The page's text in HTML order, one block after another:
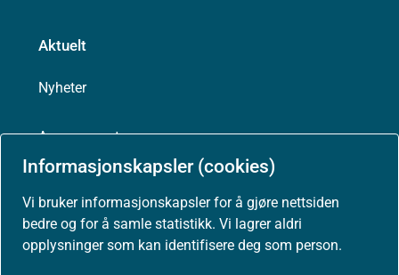
Informasjonskapsler (cookies)
Vi bruker informasjonskapsler for å gjøre nettsiden
bedre og for å samle statistikk. Vi lagrer aldri
opplysninger som kan identifisere deg som person.
Aktuelt
Nyheter
Arrangementer
Presse